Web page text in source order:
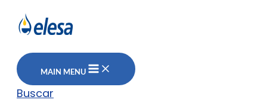
MAIN MENU
Buscar